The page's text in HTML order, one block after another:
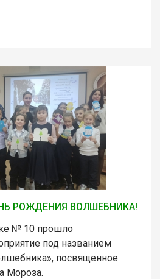
РОЖДЕНИЯ ВОЛШЕБНИКА!
№ 10 прошло
под названием
посвященное
Мороза.